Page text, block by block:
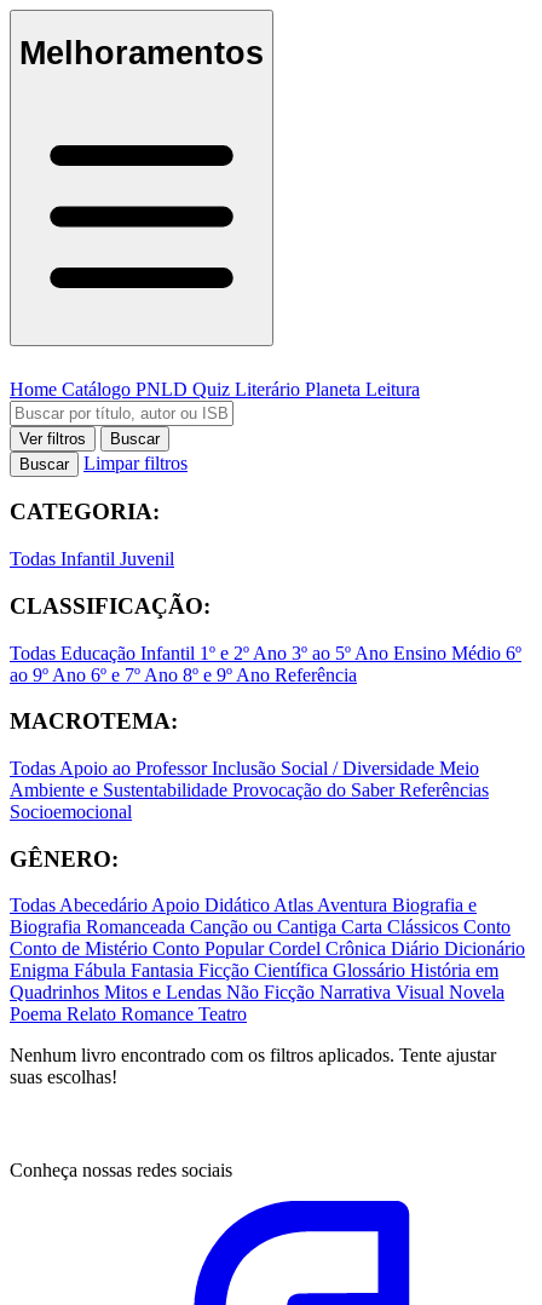
Melhoramentos
Home Catálogo PNLD Quiz Literário Planeta Leitura
Ver filtros
Buscar
Buscar
Limpar filtros
CATEGORIA:
Todas Infantil Juvenil
CLASSIFICAÇÃO:
Todas Educação Infantil 1º e 2º Ano 3º ao 5º Ano Ensino Médio 6º
ao 9º Ano 6º e 7º Ano 8º e 9º Ano Referência
MACROTEMA:
Todas Apoio ao ProfessorInclusão Social / Diversidade Meio
Ambiente e Sustentabilidade Provocação do SaberReferências
Socioemocional
GÊNERO:
TodasAbecedárioApoio DidáticoAtlasAventura Biografia e
Biografia Romanceada Canção ou Cantiga Carta Clássicos Conto
Conto de Mistério Conto PopularCordel Crônica Diário Dicionário
Enigma Fábula Fantasia Ficção Científica Glossário História em
Quadrinhos Mitos e Lendas Não Ficção Narrativa Visual Novela
Poema Relato Romance Teatro
Nenhum livro encontrado com os filtros aplicados. Tente ajustar
suas escolhas!
Conheça nossas redes sociais